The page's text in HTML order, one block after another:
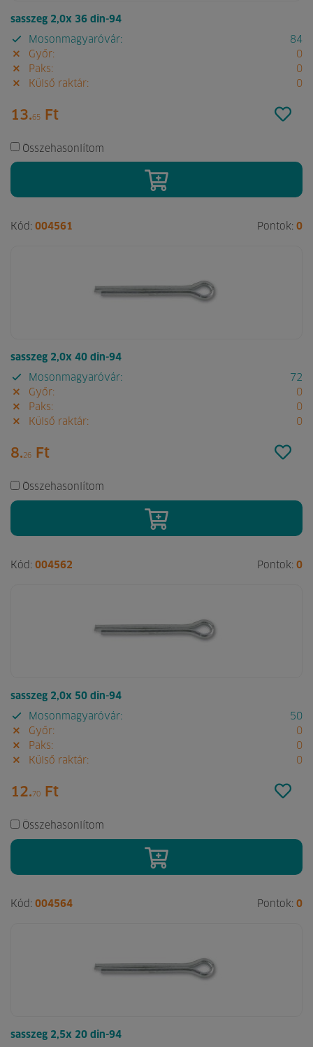
sasszeg 2,0x 36 din-94
Mosonmagyaróvár:
84
Győr:
0
Paks:
0
Külső raktár:
0
13.65 Ft
Összehasonlítom
Kód: 004561 Pontok: 0
sasszeg 2,0x 40 din-94
Mosonmagyaróvár:
72
Győr:
0
Paks:
0
Külső raktár:
0
8. 26 Ft
Összehasonlítom
Kód: 004562 Pontok: 0
sasszeg 2,0x 50 din-94
Mosonmagyaróvár:
50
Győr:
0
Paks:
0
Külső raktár:
0
12. 70 Ft
Összehasonlítom
Kód: 004564 Pontok: 0
sasszeg 2,5x 20 din-94